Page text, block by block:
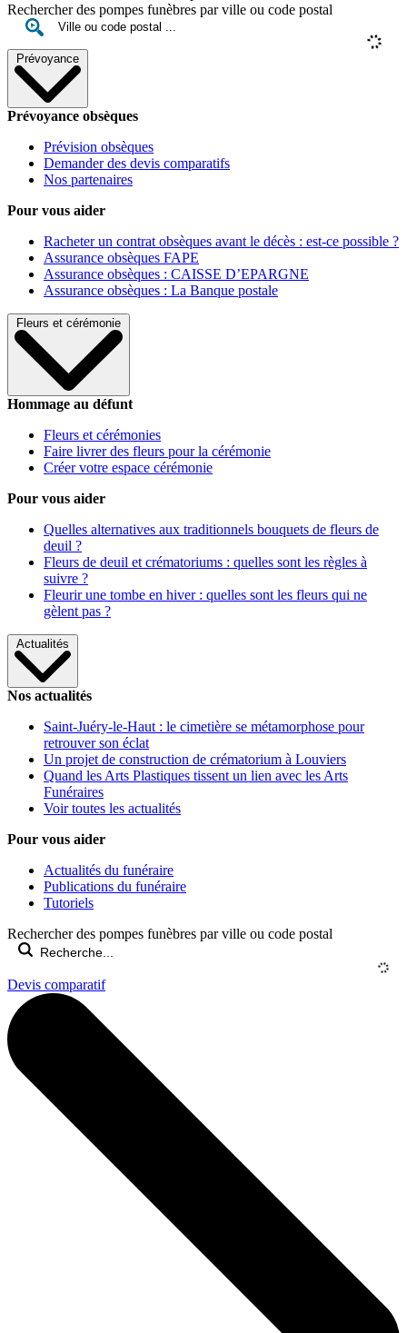
Rechercher des pompes funèbres par ville ou code postal
Prévoyance
Prévoyance obsèques
Prévision obsèques
Demander des devis comparatifs
Nos partenaires
Pour vous aider
Racheter un contrat obsèques avant le décès : est-ce possible ?
Assurance obsèques FAPE
Assurance obsèques : CAISSE D’EPARGNE
Assurance obsèques : La Banque postale
Fleurs et cérémonie
Hommage au défunt
Fleurs et cérémonies
Faire livrer des fleurs pour la cérémonie
Créer votre espace cérémonie
Pour vous aider
Quelles alternatives aux traditionnels bouquets de fleurs de
deuil ?
Fleurs de deuil et crématoriums : quelles sont les règles à
suivre ?
Fleurir une tombe en hiver : quelles sont les fleurs qui ne
gèlent pas ?
Actualités
Nos actualités
Saint-Juéry-le-Haut : le cimetière se métamorphose pour
retrouver son éclat
Un projet de construction de crématorium à Louviers
Quand les Arts Plastiques tissent un lien avec les Arts
Funéraires
Voir toutes les actualités
Pour vous aider
Actualités du funéraire
Publications du funéraire
Tutoriels
Rechercher des pompes funèbres par ville ou code postal
Devis comparatif